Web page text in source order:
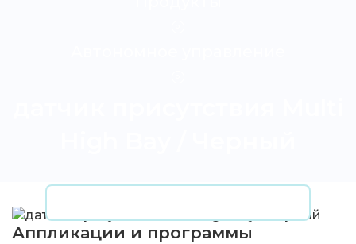
Аппликации и программы